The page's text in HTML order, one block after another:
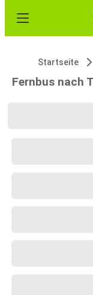
Startseite
Fernbus nach